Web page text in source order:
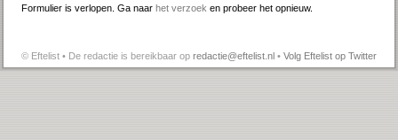
Formulier is verlopen. Ga naar het verzoek en probeer het opnieuw.
© Eftelist • De redactie is bereikbaar op redactie@eftelist.nl • Volg Eftelist op Twitter